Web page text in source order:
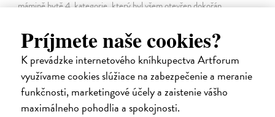
Príjmete naše cookies?
K prevádzke internetového kníhkupectva Artforum
využívame cookies slúžiace na zabezpečenie a meranie
funkčnosti, marketingové účely a zaistenie vášho
maximálneho pohodlia a spokojnosti.
mámině bytě 4. kategorie, který byl všem otevřen dokořán.
12,92 €
13,60 € ?